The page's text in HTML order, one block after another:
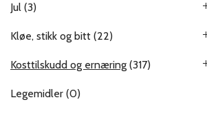
Jul (3)
Kløe, stikk og bitt (22)
Kosttilskudd og ernæring (317)
Legemidler (0)